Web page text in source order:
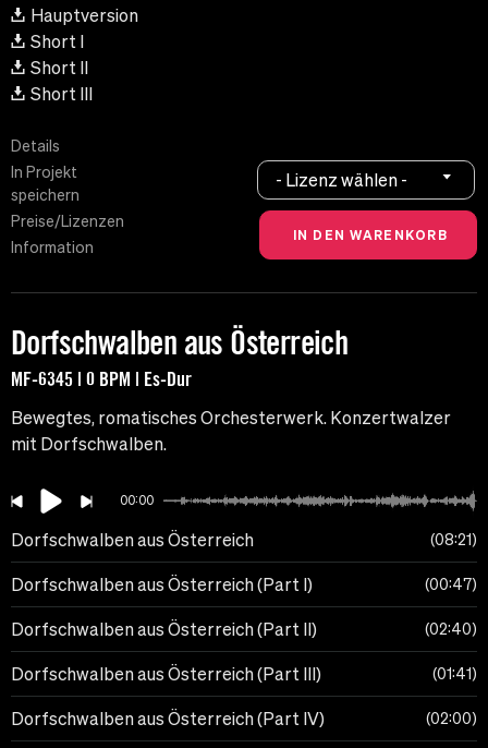
Hauptversion
Short I
Short II
Short III
Details
In Projekt
speichern
Preise/Lizenzen
Information
- Lizenz wählen -
Dorfschwalben aus Österreich
MF-6345 | 0 BPM | Es-Dur
Bewegtes, romatisches Orchesterwerk. Konzertwalzer
mit Dorfschwalben.
00:00
Dorfschwalben aus Österreich 08:21
Dorfschwalben aus Österreich (Part I) 00:47
Dorfschwalben aus Österreich (Part II) 02:40
Dorfschwalben aus Österreich (Part III) 01:41
Dorfschwalben aus Österreich (Part IV) 02:00